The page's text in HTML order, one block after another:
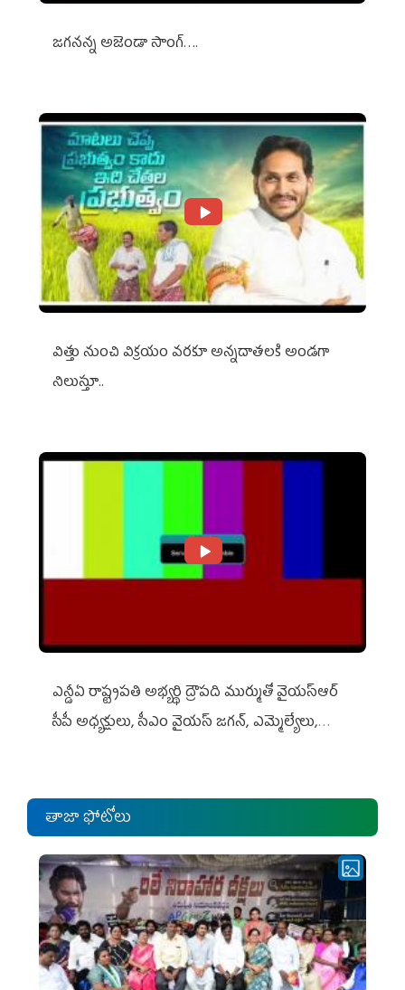
జగనన్న అజెండా సాంగ్….
విత్తు నుంచి విక్రయం వరకూ అన్నదాతలకి అండగా
నిలుస్తూ..
ఎన్డీఏ రాష్ట్ర‌ప‌తి అభ్య‌ర్థి ద్రౌప‌ది ముర్ముతో వైయ‌స్ఆర్
సీపీ అధ్య‌క్షులు, సీఎం వైయ‌స్ జ‌గ‌న్, ఎమ్మెల్యేలు,
తాజా ఫోటోలు